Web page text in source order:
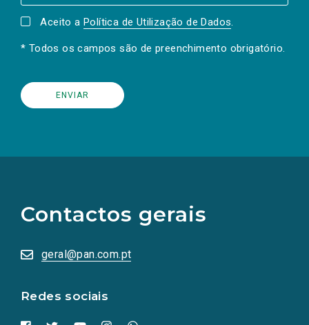
Aceito a Política de Utilização de Dados.
* Todos os campos são de preenchimento obrigatório.
Contactos gerais
geral@pan.com.pt
Redes sociais
redes
sociais
numa
nova